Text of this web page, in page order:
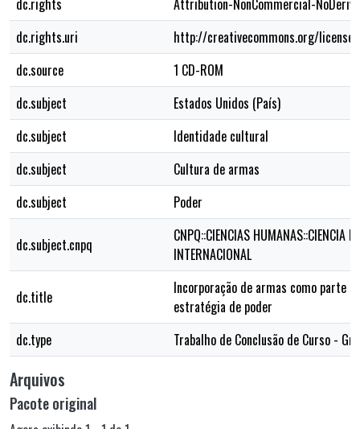
dc.rights
Attribution-NonCommercial-
dc.rights.uri
http://creativecommons.org/
dc.source
1 CD-ROM
dc.subject
Estados Unidos (País)
dc.subject
Identidade cultural
dc.subject
Cultura de armas
dc.subject
Poder
dc.subject.cnpq
CNPQ::CIENCIAS HUMANAS::CIENCIA
INTERNACIONAL
dc.title
Incorporação de armas como parte
estratégia de poder
dc.type
Trabalho de Conclusão de Curso -
Arquivos
Pacote original